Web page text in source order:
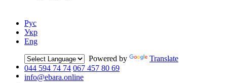
Рус
Укр
Eng
Powered by
Translate
044 594 74 74 067 457 80 69
info@ebara.online